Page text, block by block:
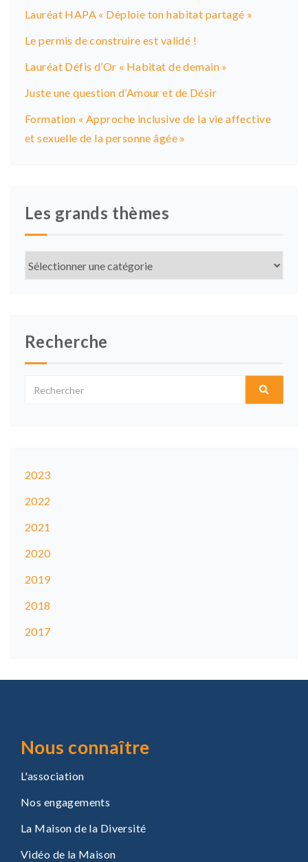
Lauréat HAPA « Déploie ton habitat partagé »
Le permis de construire est validé !
Lauréat Défis d’Or « Habitat de demain »
Juste une question d’Amour et de Désir
Formation « Approche inclusive de la vie affective
et sexuelle de la personne âgée »
Les grands thèmes
Recherche
2023
2022
2021
2020
2019
2018
2017
Nous connaître
L'association
Nos engagements
La Maison de la Diversité
Vidéo de la Maison